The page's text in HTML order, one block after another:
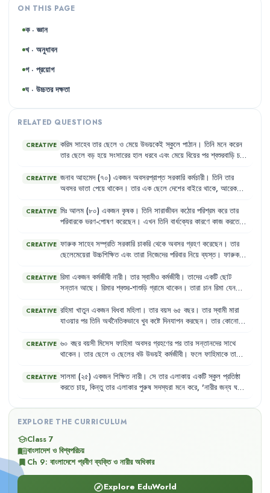
ON THIS PAGE
ক · জ্ঞান
খ · অনুধাবন
গ · প্রয়োগ
ঘ · উচ্চতর দক্ষতা
RELATED QUESTIONS
CREATIVE করিম সাহেব তার ছেলে ও মেয়ে উভয়কেই স্কুলে পাঠান । তিনি মনে করেন
তার ছেলে বড় হয়ে সংসারের হাল ধরবে এবং মেয়ে বিয়ের পর শ্বশুরবাড়ি চলে
উচ্চশিক্ষার সুযোগ দিতে রাজি নন।
CREATIVE জনাব আহমেদ (৭০) একজন অবসরপ্রাপ্ত সরকারি কর্মচারী। তিনি তার
অবসর ভাতা পেয়ে থাকেন । তার এক ছেলে দেশের বাইরে থাকে, আরেক
এবং তার দেখাশোনা করার কেউ নেই।
CREATIVE মিঃ আলম (৮০) একজন কৃষক। তিনি সারাজীবন কঠোর পরিশ্রম করে তার
পরিবারকে ভরণ-পোষণ করেছেন । এখন তিনি বার্ধক্যের কারণে কাজ করতে
করতে প্রস্তুত নয় এবং তিনি প্রায়শই অনাহারে থাকেন।
CREATIVE ফারুক সাহেব সম্প্রতি সরকারি চাকরি থেকে অবসর গ্রহণ করেছেন । তার
ছেলেমেয়েরা উচ্চশিক্ষিত এবং তারা নিজেদের পরিবার নিয়ে ব্যস্ত। ফারুক
করার সুযোগ পান না। তার স্ত্রী অসুস্থ হওয়ায় তিনি নিজেও শারীরিক
জটিলতায় ভুগছেন কিন্তু প্রয়োজনীয় চিকিৎসার সুযোগ পাচ্ছেন না।
CREATIVE রিমা একজন কর্মজীবী নারী। তার স্বামীও কর্মজীবী। তাদের একটি ছোট
সন্তান আছে । রিমার শ্বশুর-শাশুড়ি গ্রামে থাকেন । তারা চান রিমা যেন
স্বাধীনতা এবং কর্মজীবনের অধিকারকে গুরুত্ব দেয় ।
CREATIVE রহিমা খাতুন একজন বিধবা মহিলা । তার বয়স ৬৫ বছর । তার স্বামী মারা
যাওয়ার পর তিনি অর্থনৈতিকভাবে খুব কষ্টে দিনযাপন করছেন । তার কোনো
কিন্তু এখন বার্ধক্যের কারণে শারীরিক শক্তি কমে যাওয়ায় কোনো কাজ
করতে পারেন না। তিনি প্রায়ই অসুস্থ থাকেন এবং প্রয়োজনীয় ঔষধ কেনার
CREATIVE ৬০ বছর বয়সী মিসেস ফাহিমা অবসর গ্রহণের পর তার সন্তানদের সাথে
থাকেন । তার ছেলে ও ছেলের বউ উভয়ই কর্মজীবী। ফলে ফাহিমাকে তাদের
হয়। এই বয়সে এসব কাজ করা তার পক্ষে কঠিন হয়ে পড়েছে এবং তিনি
প্রায়শই অসুস্থ থাকেন, কিন্তু প্রয়োজনীয় চিকিৎসা সুবিধা পান না।
CREATIVE সালমা (২৫) একজন শিক্ষিত নারী। সে তার এলাকায় একটি স্কুল প্রতিষ্ঠা
করতে চায়, কিন্তু তার এলাকার পুরুষ সদস্যরা মনে করে, 'নারীর জন্য ঘরের
নিরুৎসাহিত করে।
EXPLORE THE CURRICULUM
schoolClass 7
menu_bookবাংলাদেশ ও বিশ্বপরিচয়
bookmark Ch 9: বাংলাদেশে প্রবীণ ব্যক্তি ও নারীর অধিকার
exploreExplore EduWorld